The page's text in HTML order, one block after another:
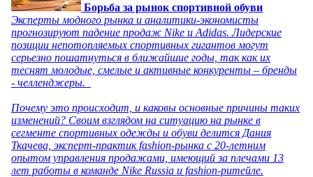
Борьба за рынок спортивной обуви
Эксперты модного рынка и аналитики-экономисты
прогнозируют падение продаж Nike и Adidas. Лидерские
позиции непотопляемых спортивных гигантов могут
серьезно пошатнуться в ближайшие годы, так как их
теснят молодые, смелые и активные конкуренты – бренды
- челленджеры.
Почему это происходит, и каковы основные причины таких
изменений? Своим взглядом на ситуацию на рынке в
сегменте спортивных одежды и обуви делится Дания
Ткачева, эксперт-практик fashion-рынка с 20-летним
опытом управления продажами, имеющий за плечами 13
лет работы в команде Nike Russia и fashion-ритейле.